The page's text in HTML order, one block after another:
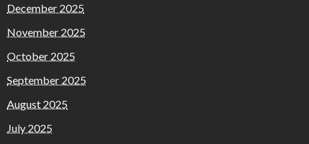
December 2025
November 2025
October 2025
September 2025
August 2025
July 2025